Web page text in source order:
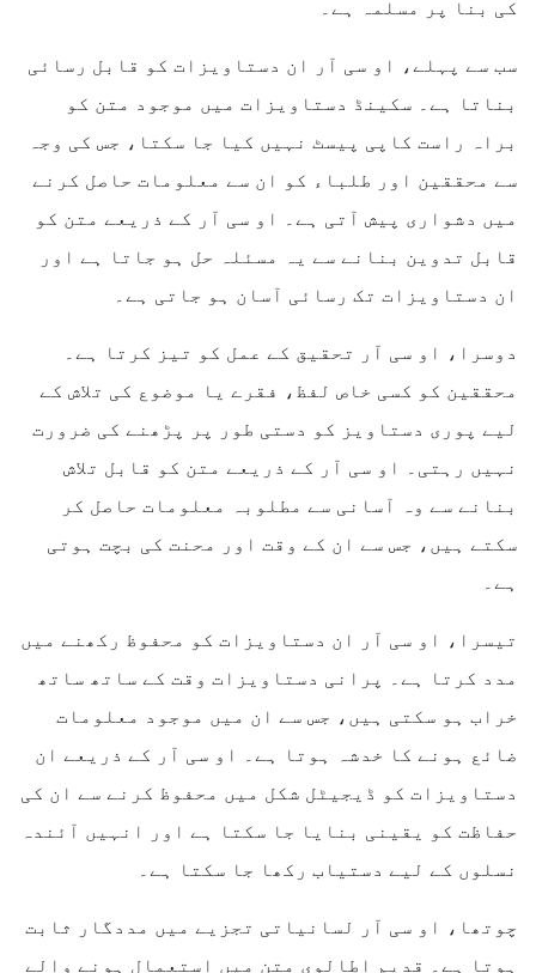
کی بنا پر مسلمہ ہے۔
سب سے پہلے، او سی آر ان دستاویزات کو قابل رسائی
بناتا ہے۔ سکینڈ دستاویزات میں موجود متن کو
براہ راست کاپی پیسٹ نہیں کیا جا سکتا، جس کی وجہ
سے محققین اور طلباء کو ان سے معلومات حاصل کرنے
میں دشواری پیش آتی ہے۔ او سی آر کے ذریعے متن کو
قابل تدوین بنانے سے یہ مسئلہ حل ہو جاتا ہے اور
ان دستاویزات تک رسائی آسان ہو جاتی ہے۔
دوسرا، او سی آر تحقیق کے عمل کو تیز کرتا ہے۔
محققین کو کسی خاص لفظ، فقرے یا موضوع کی تلاش کے
لیے پوری دستاویز کو دستی طور پر پڑھنے کی ضرورت
نہیں رہتی۔ او سی آر کے ذریعے متن کو قابل تلاش
بنانے سے وہ آسانی سے مطلوبہ معلومات حاصل کر
سکتے ہیں، جس سے ان کے وقت اور محنت کی بچت ہوتی
ہے۔
تیسرا، او سی آر ان دستاویزات کو محفوظ رکھنے میں
مدد کرتا ہے۔ پرانی دستاویزات وقت کے ساتھ ساتھ
خراب ہو سکتی ہیں، جس سے ان میں موجود معلومات
ضائع ہونے کا خدشہ ہوتا ہے۔ او سی آر کے ذریعے ان
دستاویزات کو ڈیجیٹل شکل میں محفوظ کرنے سے ان کی
حفاظت کو یقینی بنایا جا سکتا ہے اور انہیں آئندہ
نسلوں کے لیے دستیاب رکھا جا سکتا ہے۔
چوتھا، او سی آر لسانیاتی تجزیے میں مددگار ثابت
ہوتا ہے۔ قدیم اطالوی متن میں استعمال ہونے والے